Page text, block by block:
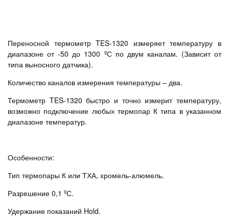
Переносной термометр TES-1320 измеряет температуру в
диапазоне от -50 до 1300 ºС по двум каналам. (Зависит от
типа выносного датчика).
Количество каналов измерения температуры – два.
Термометр TES-1320 быстро и точно измерит температуру,
возможно подключение любых термопар К типа в указанном
диапазоне температур.
Особенности:
Тип термопары К или ТХА, хромель-алюмель.
Разрешение 0,1 ºС.
Удержание показаний Hold.